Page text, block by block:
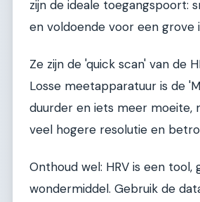
zijn de ideale toegangspoort:
en voldoende voor een grove
Ze zijn de 'quick scan' van de
Losse meetapparatuur is de
duurder en iets meer moeite,
veel hogere resolutie en
Onthoud wel: HRV is een tool,
wondermiddel. Gebruik de